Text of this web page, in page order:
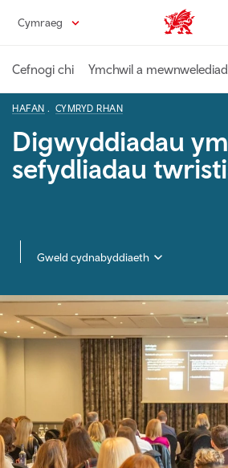
content
Cymraeg Diwydiant
Cefnogi chi Ymchwil a
HAFAN CYMRYD RHAN
Digwyddiadau
sefydliadau
Gweld cydnabyddiaeth